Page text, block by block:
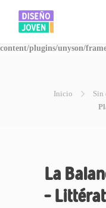
Warning: Invalid argument
/www/disegnojoven.com.ar/
content/plugins/unyson/
Inicio Sin
La
–